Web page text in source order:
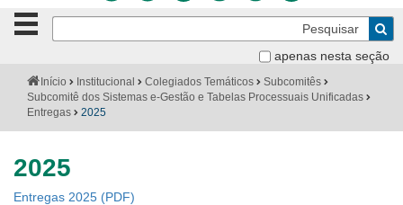
apenas nesta seção
Botão
de
clique
para
fechar
o
menu
Notícias
Jurisprudência
Você
está
aqui:
Início Institucional Colegiados Temáticos
Subcomitês
Subcomitê dos Sistemas e-Gestão e Tabelas Processuais Unificadas
Entregas
2025
2025
Entregas 2025